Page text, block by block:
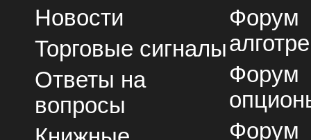
Новости
Торговые сигналы
Ответы на
вопросы
Форум
Форум
Форум